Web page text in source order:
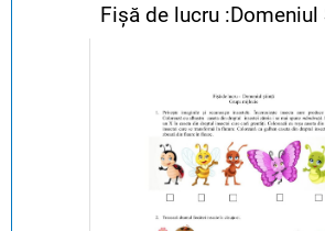
Fișă de lucru :Domeniul